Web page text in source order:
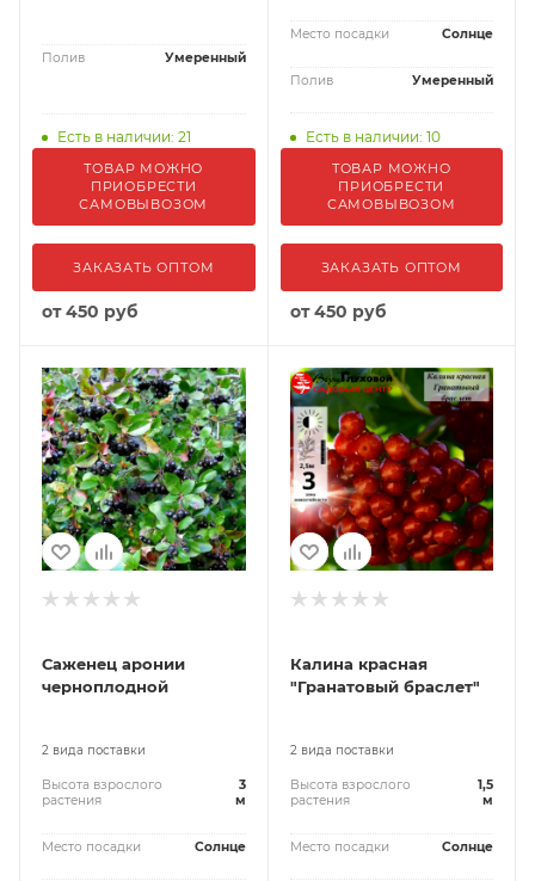
Полив Умеренный
Есть в наличии: 21
ТОВАР МОЖНО
ПРИОБРЕСТИ
САМОВЫВОЗОМ
ЗАКАЗАТЬ ОПТОМ
от450 руб
Место посадки Солнце
Полив Умеренный
Есть в наличии: 10
ТОВАР МОЖНО
ПРИОБРЕСТИ
САМОВЫВОЗОМ
ЗАКАЗАТЬ ОПТОМ
от450 руб
Саженец аронии
черноплодной
2 вида поставки
Высота взрослого
растения
3
м
Место посадки Солнце
Калина красная
"Гранатовый браслет"
2 вида поставки
Высота взрослого
растения
1,5
м
Место посадки Солнце